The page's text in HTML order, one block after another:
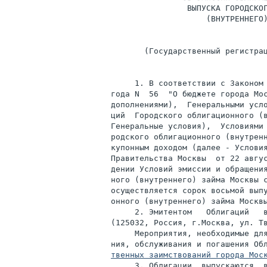
ВЫПУСКА
(Государственный
1. В соответствии с
года N  56  "О бюджете города
дополнениями),  Генеральными
ций  Городского облигационного
Генеральные условия),
родского облигационного
купонным доходом (далее -
Правительства Москвы  от 22
дении Условий эмиссии и
ного (внутреннего) займа Москвы
осуществляется сорок восьмой
онного (внутреннего) займа
2. Эмитентом   Облигаций
(125032, Россия, г.Москва, ул.
Мероприятия, необходимые
ния, обслуживания и погашения
твенных заимствований города